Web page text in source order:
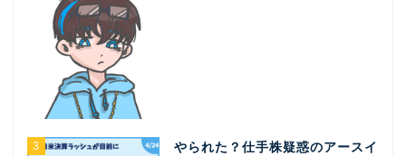
3
やられた？仕手株疑惑のアースイ